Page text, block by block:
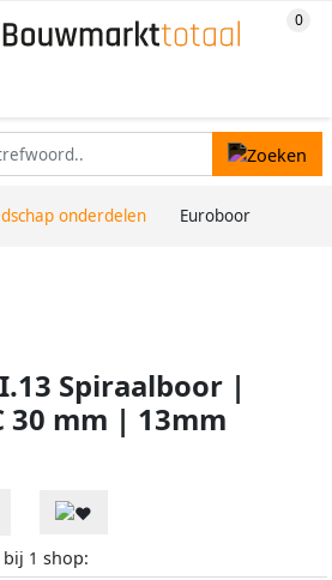
onderdelen Euroboor
Spiraalboor |
30 mm | 13mm
bij 1 shop: